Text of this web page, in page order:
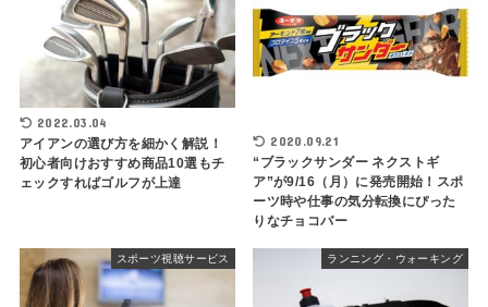
2022.03.04
アイアンの選び方を細かく解説！
初心者向けおすすめ商品10選もチ
ェックすればゴルフが上達
2020.09.21
“ブラックサンダー ネクストギ
ア”が9/16（月）に発売開始！スポ
ーツ時や仕事の気分転換にぴった
りなチョコバー
スポーツ視聴サービス ランニング・ウォーキング